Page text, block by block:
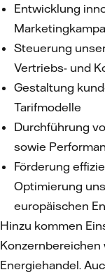
Entwicklung
Steuerung
Vertriebs- und
Gestaltung
Tarifmodelle
Durchführung
sowie
Förderung
Optimierung
europäischen
Hinzu kommen
Energiehandel.